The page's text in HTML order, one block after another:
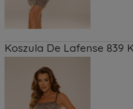
Koszula De Lafense 839